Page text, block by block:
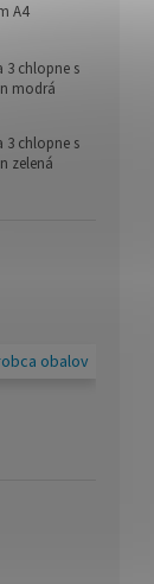
A4
3 chlopne s
modrá
3 chlopne s
zelená
obalov